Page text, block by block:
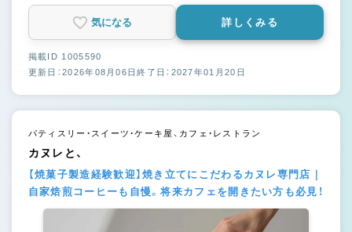
気になる 詳しくみる
掲載ID 1005590
更新日：2026年08月06日終了日：2027年01月20日
パティスリー・スイーツ・ケーキ屋、カフェ・レストラン
カヌレと、
【焼菓子製造経験歓迎】焼き立てにこだわるカヌレ専門店｜
自家焙煎コーヒーも自慢。将来カフェを開きたい方も必見！